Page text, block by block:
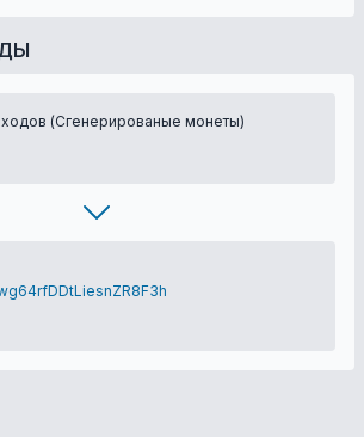
(Сгенерированые монеты)